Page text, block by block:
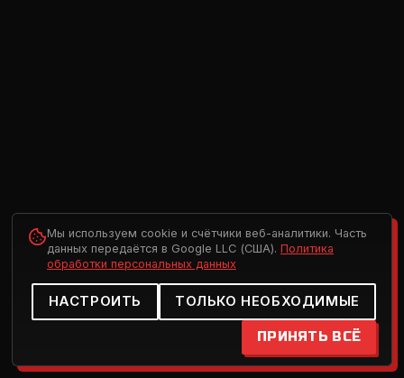
Мы используем cookie и счётчики веб-аналитики. Часть
данных передаётся в Google LLC (США). Политика
обработки персональных данных
НАСТРОИТЬ ТОЛЬКО НЕОБХОДИМЫЕ
ПРИНЯТЬ ВСЁ